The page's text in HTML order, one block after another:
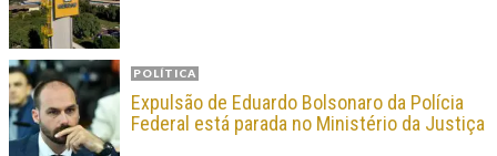
POLÍTICA
Expulsão de Eduardo Bolsonaro da Polícia
Federal está parada no Ministério da Justiça